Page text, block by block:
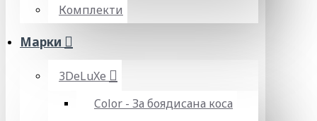
Комплекти
Марки
3DeLuXe
Color - За боядисана коса